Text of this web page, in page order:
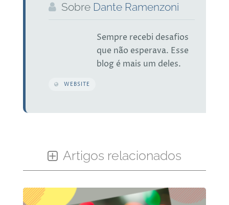
Sobre Dante Ramenzoni
Sempre recebi desafios
que não esperava. Esse
blog é mais um deles.
WEBSITE
Artigos relacionados